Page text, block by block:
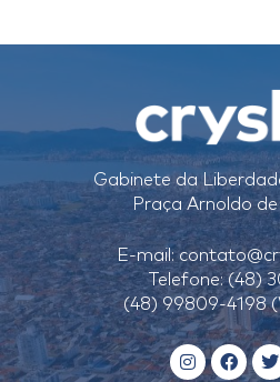
Gabinete da
Praça Arnoldo
E-mail:
Telefone: (48)
(48) 99809-4198